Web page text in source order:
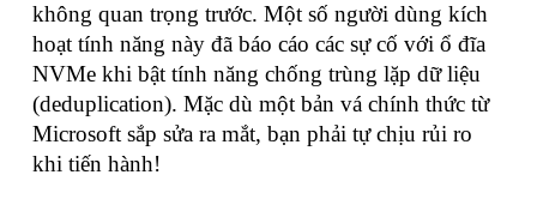
không quan trọng trước. Một số người dùng kích
hoạt tính năng này đã báo cáo các sự cố với ổ đĩa
NVMe khi bật tính năng chống trùng lặp dữ liệu
(deduplication). Mặc dù một bản vá chính thức từ
Microsoft sắp sửa ra mắt, bạn phải tự chịu rủi ro
khi tiến hành!